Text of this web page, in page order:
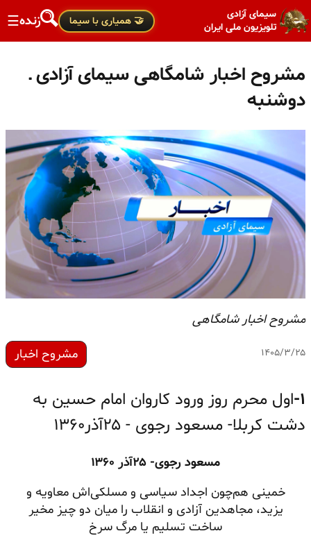
سیمای آزادی
تلویزیون ملی ایران
🤝 همیاری با سیما زنده☰
مشروح اخبار شامگاهی سیمای آزادی ـ
دوشنبه
مشروح اخبار شامگاهی
۱۴۰۵/۳/۲۵ مشروح اخبار
۱- اول محرم روز ورود کاروان امام حسین به
دشت کربلا- مسعود رجوی - ۲۵آذر۱۳۶۰
مسعود رجوی- ۲۵آذر ۱۳۶۰
خمینی هم‌چون اجداد سیاسی ومسلکی‌اش معاویه و
یزید، مجاهدین آزادی و انقلاب را میان دو چیز مخیر
ساخت تسلیم یا مرگ سرخ